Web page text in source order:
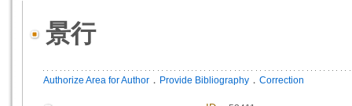
景行
Authorize Area for Author ． Provide Bibliography ． Correction